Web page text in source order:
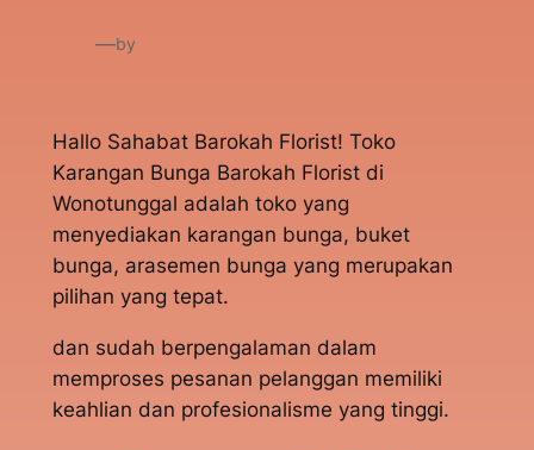
—by
Hallo Sahabat Barokah Florist! Toko
Karangan Bunga Barokah Florist di
Wonotunggal adalah toko yang
menyediakan karangan bunga, buket
bunga, arasemen bunga yang merupakan
pilihan yang tepat.
dan sudah berpengalaman dalam
memproses pesanan pelanggan memiliki
keahlian dan profesionalisme yang tinggi.